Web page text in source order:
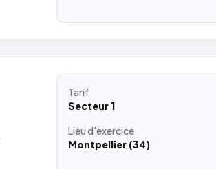
Tarif
Secteur 1
Lieud'exercice
Montpellier (34)